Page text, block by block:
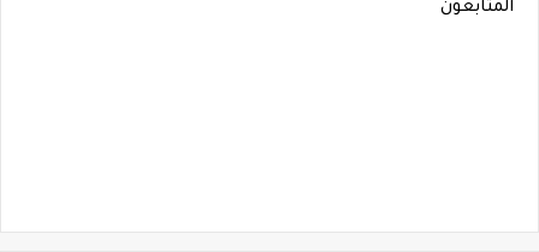
المتابعون